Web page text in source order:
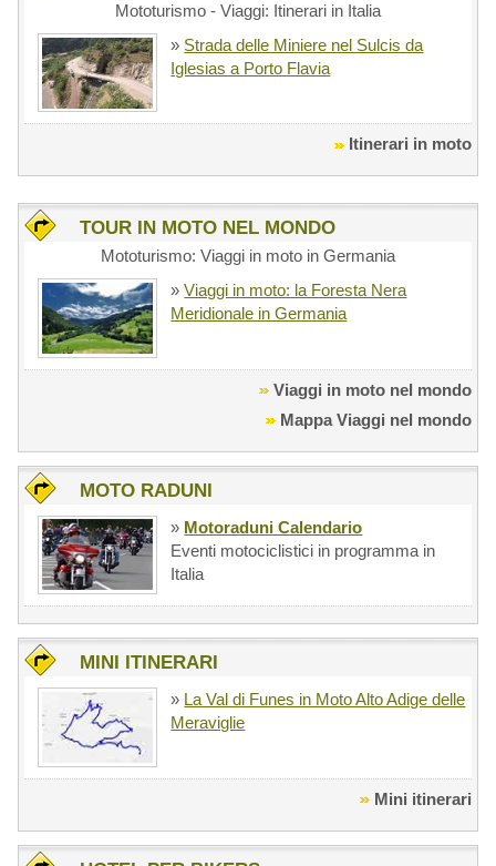
Mototurismo - Viaggi: Itinerari in Italia
» Strada delle Miniere nel Sulcis da
Iglesias a Porto Flavia
Itinerari in moto
TOUR IN MOTO NEL MONDO
Mototurismo: Viaggi in moto in Germania
»Viaggi in moto: la Foresta Nera
Meridionale in Germania
Viaggi in moto nel mondo
Mappa Viaggi nel mondo
MOTO RADUNI
» Motoraduni Calendario
Eventi motociclistici in programma in
Italia
MINI ITINERARI
» La Val di Funes in Moto Alto Adige delle
Meraviglie
Mini itinerari